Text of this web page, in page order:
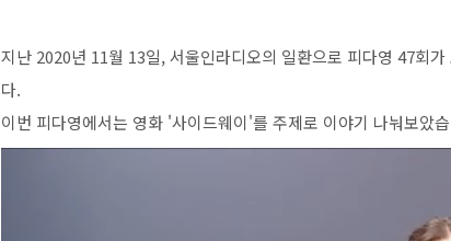
지난 2020년 11월 13일, 서울인라디오의 일환으로 피다영 47회
다.
이번 피다영에서는 영화 '사이드웨이'를 주제로 이야기 나눠보았